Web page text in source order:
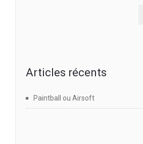
Articles récents
Paintball ou Airsoft